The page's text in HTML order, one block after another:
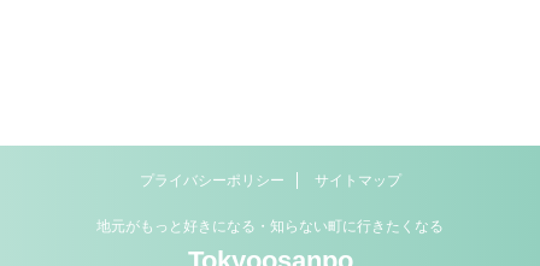
プライバシーポリシー サイトマップ
地元がもっと好きになる・知らない町に行きたくなる